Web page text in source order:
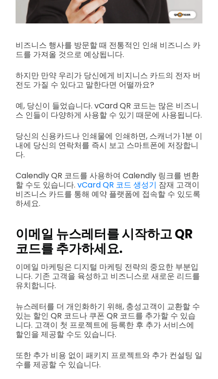
비즈니스 행사를 방문할 때 전통적인 인쇄 비즈니스 카
드를 가져올 것으로 예상됩니다.
하지만 만약 우리가 당신에게 비지니스 카드의 전자 버
전도 가질 수 있다고 말한다면 어떨까요?
예, 당신이 들었습니다. vCard QR 코드는 많은 비즈니
스 인들이 다양하게 사용할 수 있기 때문에 사용됩니다.
당신의 신용카드나 인쇄물에 인쇄하면, 스캐너가 1분 이
내에 당신의 연락처를 즉시 보고 스마트폰에 저장합니
다.
Calendly QR 코드를 사용하여 Calendly 링크를 변환
할 수도 있습니다. vCard QR 코드 생성기 잠재 고객이
비즈니스 카드를 통해 예약 플랫폼에 접속할 수 있도록
하세요.
이메일 뉴스레터를 시작하고 QR
코드를 추가하세요.
이메일 마케팅은 디지털 마케팅 전략의 중요한 부분입
니다. 기존 고객을 육성하고 비즈니스로 새로운 리드를
유치합니다.
뉴스레터를 더 개인화하기 위해, 충성고객이 교환할 수
있는 할인 QR 코드나 쿠폰 QR 코드를 추가할 수 있습
니다. 고객이 첫 프로젝트에 등록한 후 추가 서비스에
할인을 제공할 수도 있습니다.
또한 추가 비용 없이 패키지 프로젝트와 추가 컨설팅 일
수를 제공할 수 있습니다.